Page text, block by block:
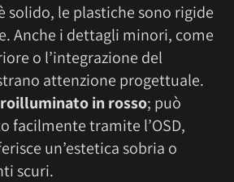
solido, le plastiche sono rigide
Anche i dettagli minori, come
o l’integrazione del
attenzione progettuale.
in rosso; può
facilmente tramite l’OSD,
un’estetica sobria o
scuri.